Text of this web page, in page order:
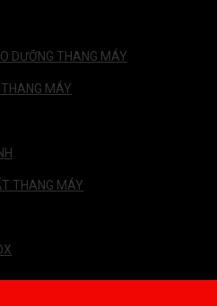
DƯỠNG THANG MÁY
THANG MÁY
THANG MÁY